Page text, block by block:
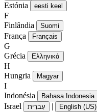
Estónia eesti keel
F
Finlândia
Suomi
França Français
G
Grécia
Ελληνικά
H
Hungria
Magyar
I
Indonésia
Bahasa Indonesia
Israel עִברִית | English (US)